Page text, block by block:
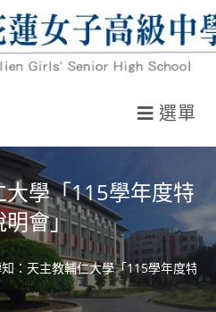
選單
學「115學年度特
明會」
：天主教輔仁大學「115學年度特